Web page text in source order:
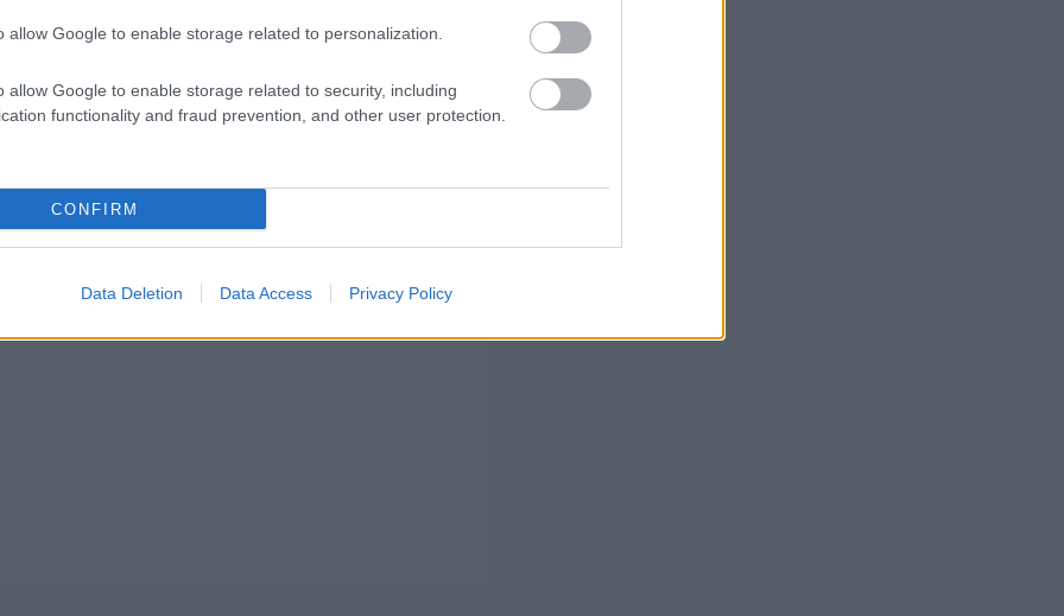
allow Google to enable storage related to personalization.
allow Google to enable storage related to security, including
functionality and fraud prevention, and other user protection.
CONFIRM
Data Deletion Data Access Privacy Policy
[Norrisnak] nem volt gondja az időmérőn,
szerencse kérdése ezekkel az új autókkal.
nem aggódom, és tudom, hogy képes